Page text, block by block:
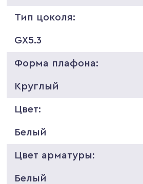
Тип цоколя:
GX5.3
Форма плафона:
Круглый
Цвет:
Белый
Цвет арматуры:
Белый